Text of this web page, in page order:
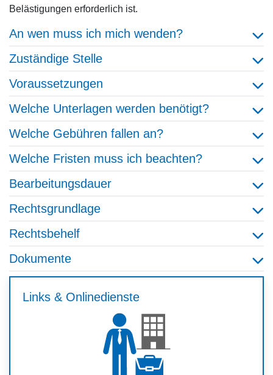
Belästigungen erforderlich ist.
An wen muss ich mich wenden?
Zuständige Stelle
Voraussetzungen
Welche Unterlagen werden benötigt?
Welche Gebühren fallen an?
Welche Fristen muss ich beachten?
Bearbeitungsdauer
Rechtsgrundlage
Rechtsbehelf
Dokumente
Links & Onlinedienste